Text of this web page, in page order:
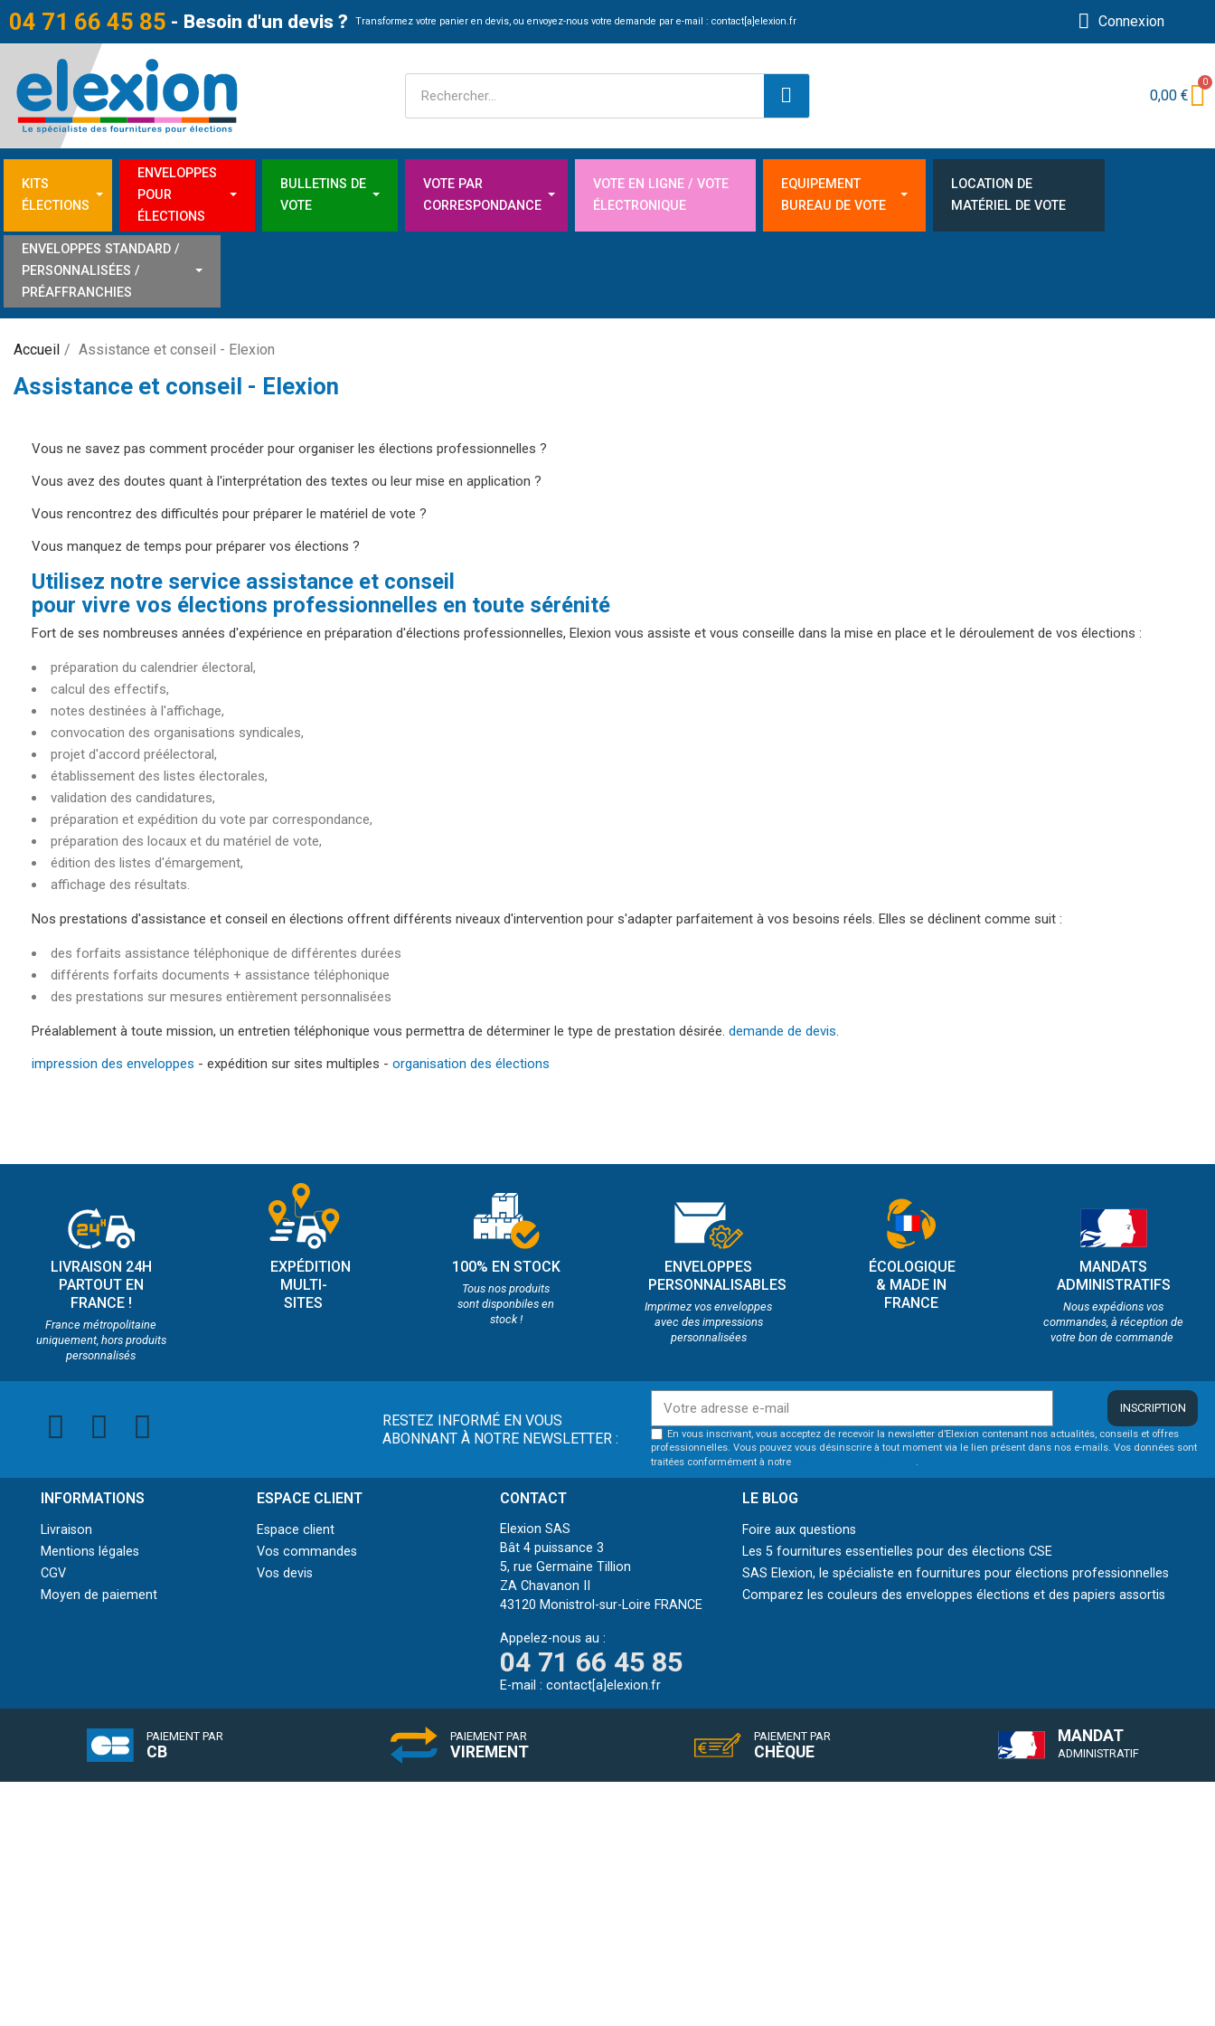
04 71 66 45 85 - Besoin d'un devis ? Transformez votre panier en devis, ou envoyez-nous votre demande par e-mail : contact[a]elexion.fr Connexion
0,00 €
KITS
ÉLECTIONS
ENVELOPPES
POUR
ÉLECTIONS
BULLETINS DE
VOTE
VOTE PAR
CORRESPONDANCE
VOTE EN LIGNE / VOTE
ÉLECTRONIQUE
EQUIPEMENT
BUREAU DE VOTE
LOCATION DE
MATÉRIEL DE VOTE
ENVELOPPES STANDARD /
PERSONNALISÉES /
PRÉAFFRANCHIES
Accueil Assistance et conseil - Elexion
Assistance et conseil - Elexion
Vous ne savez pas comment procéder pour organiser les élections professionnelles ?
Vous avez des doutes quant à l'interprétation des textes ou leur mise en application ?
Vous rencontrez des difficultés pour préparer le matériel de vote ?
Vous manquez de temps pour préparer vos élections ?
Utilisez notre service assistance et conseil
pour vivre vos élections professionnelles en toute sérénité
Fort de ses nombreuses années d'expérience en préparation d'élections professionnelles, Elexion vous assiste et vous conseille dans la mise en place et le déroulement de vos élections :
préparation du calendrier électoral,
calcul des effectifs,
notes destinées à l'affichage,
convocation des organisations syndicales,
projet d'accord préélectoral,
établissement des listes électorales,
validation des candidatures,
préparation et expédition du vote par correspondance,
préparation des locaux et du matériel de vote,
édition des listes d'émargement,
affichage des résultats.
Nos prestations d'assistance et conseil en élections offrent différents niveaux d'intervention pour s'adapter parfaitement à vos besoins réels. Elles se déclinent comme suit :
des forfaits assistance téléphonique de différentes durées
différents forfaits documents + assistance téléphonique
des prestations sur mesures entièrement personnalisées
Préalablement à toute mission, un entretien téléphonique vous permettra de déterminer le type de prestation désirée. demande de devis.
impression des enveloppes - expédition sur sites multiples - organisation des élections
LIVRAISON 24H
PARTOUT EN
FRANCE !
France métropolitaine
uniquement, hors produits
personnalisés
EXPÉDITION
MULTI-
SITES
100% EN STOCK
Tous nos produits
sont disponbiles en
stock !
ENVELOPPES
PERSONNALISABLES
Imprimez vos enveloppes
avec des impressions
personnalisées
ÉCOLOGIQUE
& MADE IN
FRANCE
MANDATS
ADMINISTRATIFS
Nous expédions vos
commandes, à réception de
votre bon de commande
RESTEZ INFORMÉ EN VOUS
ABONNANT À NOTRE NEWSLETTER :
INSCRIPTION
En vous inscrivant, vous acceptez de recevoir la newsletter d’Elexion contenant nos actualités, conseils et offres
professionnelles. Vous pouvez vous désinscrire à tout moment via le lien présent dans nos e-mails. Vos données sont
traitées conformément à notre
.
INFORMATIONS
Livraison
Mentions légales
CGV
Moyen de paiement
ESPACE CLIENT
Espace client
Vos commandes
Vos devis
CONTACT
Elexion SAS
Bât 4 puissance 3
5, rue Germaine Tillion
ZA Chavanon II
43120 Monistrol-sur-Loire FRANCE
Appelez-nous au :
04 71 66 45 85
E-mail : contact[a]elexion.fr
LE BLOG
Foire aux questions
Les 5 fournitures essentielles pour des élections CSE
SAS Elexion, le spécialiste en fournitures pour élections professionnelles
Comparez les couleurs des enveloppes élections et des papiers assortis
PAIEMENT PAR
CB
PAIEMENT PAR
VIREMENT
PAIEMENT PAR
CHÈQUE
MANDAT
ADMINISTRATIF